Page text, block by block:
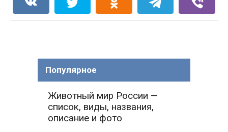
Популярное
Животный мир России —
список, виды, названия,
описание и фото